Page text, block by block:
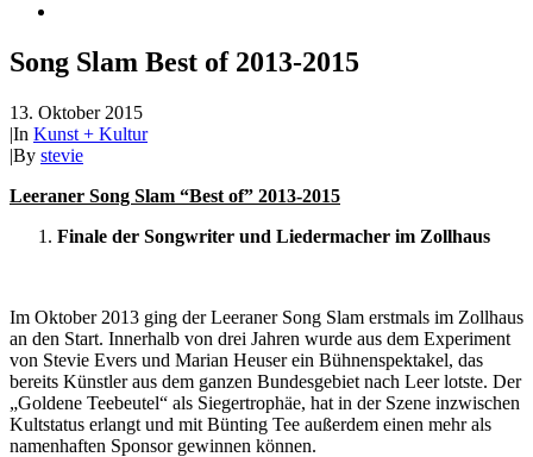
Song Slam Best of 2013-2015
13. Oktober 2015
|In Kunst + Kultur
|By stevie
Leeraner Song Slam “Best of” 2013-2015
Finale der Songwriter und Liedermacher im Zollhaus
Im Oktober 2013 ging der Leeraner Song Slam erstmals im Zollhaus
an den Start. Innerhalb von drei Jahren wurde aus dem Experiment
von Stevie Evers und Marian Heuser ein Bühnenspektakel, das
bereits Künstler aus dem ganzen Bundesgebiet nach Leer lotste. Der
„Goldene Teebeutel“ als Siegertrophäe, hat in der Szene inzwischen
Kultstatus erlangt und mit Bünting Tee außerdem einen mehr als
namenhaften Sponsor gewinnen können.